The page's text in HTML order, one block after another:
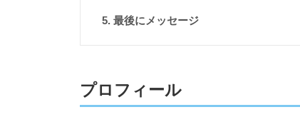
最後にメッセージ
プロフィール